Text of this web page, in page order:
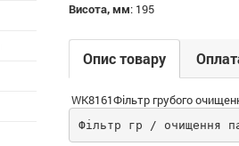
Висота, мм: 195
Опис товару
WK8161Фільтр грубого
Фільтр гр / очищення